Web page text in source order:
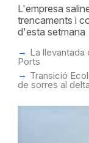
L'empresa
trencaments i
d'esta setmana
La llevantada
Ports
Transició
de sorres al